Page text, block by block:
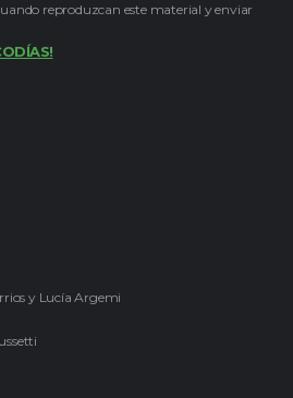
reproduzcan este material y enviar
y Lucía Argemi